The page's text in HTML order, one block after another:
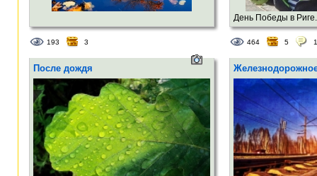
193 3
День Победы в
464 5 1
После дождя